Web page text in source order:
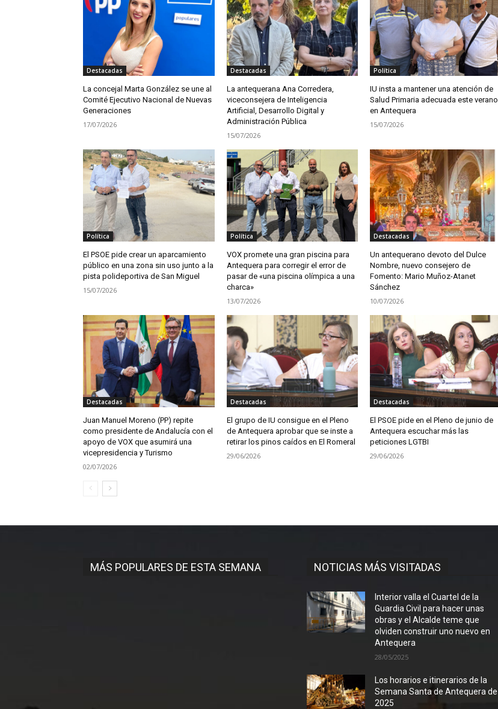
Destacadas
La concejal Marta González se une al
Comité Ejecutivo Nacional de Nuevas
Generaciones
17/07/2026
Destacadas
La antequerana Ana Corredera,
viceconsejera de Inteligencia
Artificial, Desarrollo Digital y
Administración Pública
15/07/2026
Política
IU insta a mantener una atención de
Salud Primaria adecuada este verano
en Antequera
15/07/2026
Política
El PSOE pide crear un aparcamiento
público en una zona sin uso junto a la
pista polideportiva de San Miguel
15/07/2026
Política
VOX promete una gran piscina para
Antequera para corregir el error de
pasar de «una piscina olímpica a una
charca»
13/07/2026
Destacadas
Un antequerano devoto del Dulce
Nombre, nuevo consejero de
Fomento: Mario Muñoz-Atanet
Sánchez
10/07/2026
Destacadas
Juan Manuel Moreno (PP) repite
como presidente de Andalucía con el
apoyo de VOX que asumirá una
vicepresidencia y Turismo
02/07/2026
Destacadas
El grupo de IU consigue en el Pleno
de Antequera aprobar que se inste a
retirar los pinos caídos en El Romeral
29/06/2026
Destacadas
El PSOE pide en el Pleno de junio de
Antequera escuchar más las
peticiones LGTBI
29/06/2026
MÁS POPULARES DE ESTA SEMANA NOTICIAS MÁS VISITADAS
Interior valla el Cuartel de la
Guardia Civil para hacer unas
obras y el Alcalde teme que
olviden construir uno nuevo en
Antequera
28/05/2025
Los horarios e itinerarios de la
Semana Santa de Antequera de
2025